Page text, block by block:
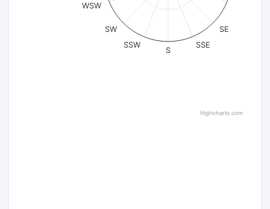
SE
SSE
S
SSW
SW
WSW
Highcharts.com